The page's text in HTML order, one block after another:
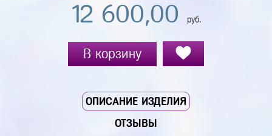
12 600,00 руб.
В корзину
ОПИСАНИЕ ИЗДЕЛИЯ
ОТЗЫВЫ